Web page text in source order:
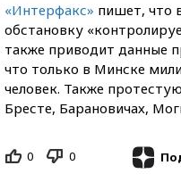
«Интерфакс» пишет, что
обстановку
также приводит данные
что только в Минске
человек. Также
Бресте, Барановичах,
0 0